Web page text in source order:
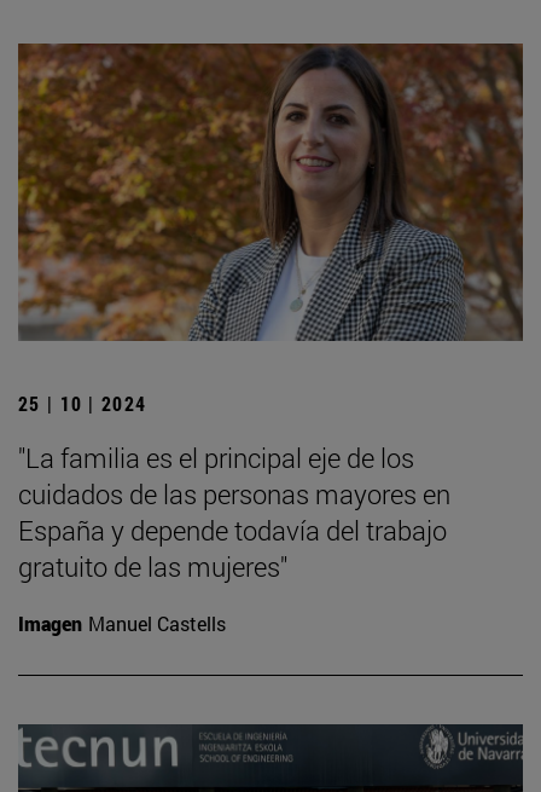
25 | 10 | 2024
"La familia es el principal eje de los
cuidados de las personas mayores en
España y depende todavía del trabajo
gratuito de las mujeres"
Imagen Manuel Castells